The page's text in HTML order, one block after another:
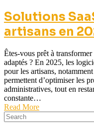
Solutions
artisans en
Êtes-vous prêt à
adaptés ? En 2025, les
pour les artisans,
permettent d’optimiser les
administratives, tout en
constante…
Read More